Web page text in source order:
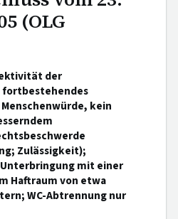
(OLG
der
kein
Zulässigkeit);
mit einer
Haftraum von etwa
WC-Abtrennung nur